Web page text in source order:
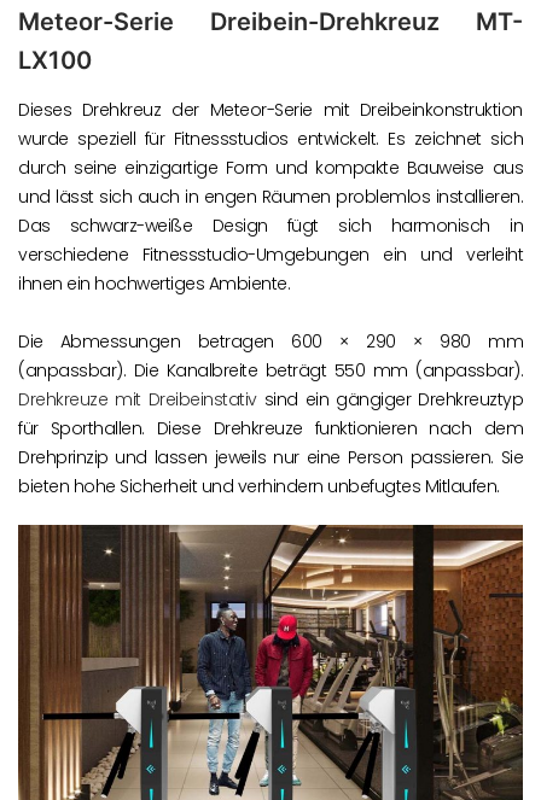
Meteor-Serie Dreibein-Drehkreuz MT-
LX100
Dieses Drehkreuz der Meteor-Serie mit Dreibeinkonstruktion
wurde speziell für Fitnessstudios entwickelt. Es zeichnet sich
durch seine einzigartige Form und kompakte Bauweise aus
und lässt sich auch in engen Räumen problemlos installieren.
Das schwarz-weiße Design fügt sich harmonisch in
verschiedene Fitnessstudio-Umgebungen ein und verleiht
ihnen ein hochwertiges Ambiente.
Die Abmessungen betragen 600 × 290 × 980 mm
(anpassbar). Die Kanalbreite beträgt 550 mm (anpassbar).
Drehkreuze mit Dreibeinstativsind ein gängiger Drehkreuztyp
für Sporthallen. Diese Drehkreuze funktionieren nach dem
Drehprinzip und lassen jeweils nur eine Person passieren. Sie
bieten hohe Sicherheit und verhindern unbefugtes Mitlaufen.